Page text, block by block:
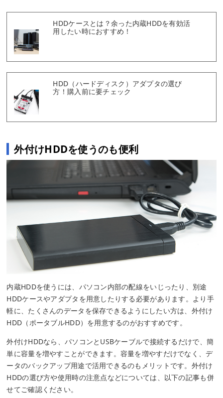
HDDケースとは？余った内蔵HDDを有効活
用したい時におすすめ！
HDD（ハードディスク）アダプタの選び
方！購入前に要チェック
外付けHDDを使うのも便利
内蔵HDDを使うには、パソコン内部の配線をいじったり、別途
HDDケースやアダプタを用意したりする必要があります。より手
軽に、たくさんのデータを保存できるようにしたい方は、外付け
HDD（ポータブルHDD）を用意するのがおすすめです。
外付けHDDなら、パソコンとUSBケーブルで接続するだけで、簡
単に容量を増やすことができます。容量を増やすだけでなく、デ
ータのバックアップ用途で活用できるのもメリットです。外付け
HDDの選び方や使用時の注意点などについては、以下の記事も併
せてご確認ください。